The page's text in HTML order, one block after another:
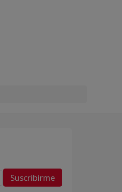
Suscribirme